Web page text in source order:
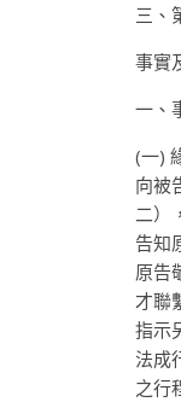
三、
事實
一、
(一)
向被
二）
告知
原告
才聯
指示
法成
之行